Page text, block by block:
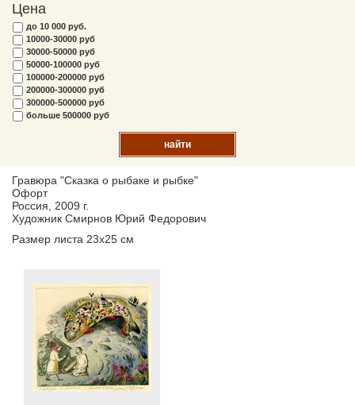
Цена
до 10 000 руб.
10000-30000 руб
30000-50000 руб
50000-100000 руб
100000-200000 руб
200000-300000 руб
300000-500000 руб
больше 500000 руб
найти
Гравюра "Сказка о рыбаке и рыбке"
Офорт
Россия, 2009 г.
Художник Смирнов Юрий Федорович
Размер листа 23х25 см